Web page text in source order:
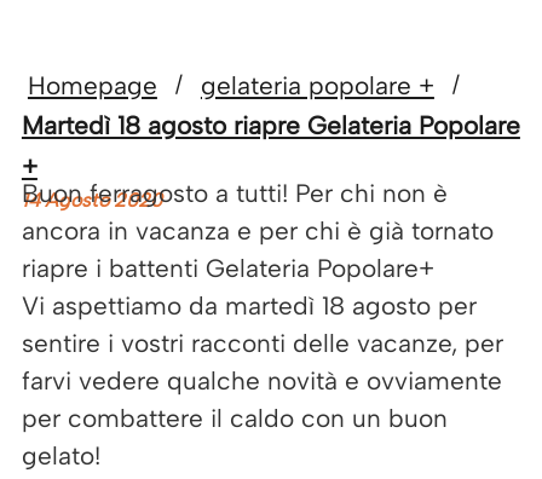
Homepage / gelateria popolare + /
Martedì 18 agosto riapre Gelateria Popolare
+
14 Agosto 2020
Buon ferragosto a tutti! Per chi non è
ancora in vacanza e per chi è già tornato
riapre i battenti Gelateria Popolare+
Vi aspettiamo da martedì 18 agosto per
sentire i vostri racconti delle vacanze, per
farvi vedere qualche novità e ovviamente
per combattere il caldo con un buon
gelato!